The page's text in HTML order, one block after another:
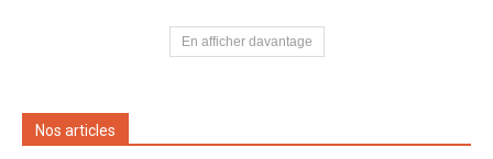
En afficher davantage
Nos articles